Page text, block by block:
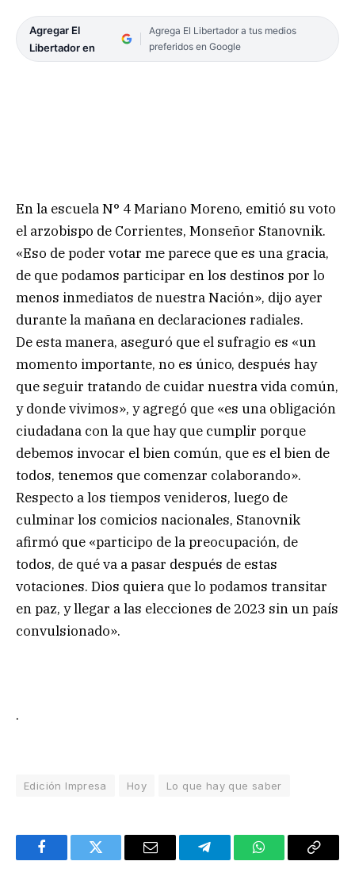
Agregar El
Libertador en
Agrega El Libertador a tus medios
preferidos en Google
En la escuela N° 4 Mariano Moreno, emitió su voto
el arzobispo de Corrientes, Monseñor Stanovnik.
«Eso de poder votar me parece que es una gracia,
de que podamos participar en los destinos por lo
menos inmediatos de nuestra Nación», dijo ayer
durante la mañana en declaraciones radiales.
De esta manera, aseguró que el sufragio es «un
momento importante, no es único, después hay
que seguir tratando de cuidar nuestra vida común,
y donde vivimos», y agregó que «es una obligación
ciudadana con la que hay que cumplir porque
debemos invocar el bien común, que es el bien de
todos, tenemos que comenzar colaborando».
Respecto a los tiempos venideros, luego de
culminar los comicios nacionales, Stanovnik
afirmó que «participo de la preocupación, de
todos, de qué va a pasar después de estas
votaciones. Dios quiera que lo podamos transitar
en paz, y llegar a las elecciones de 2023 sin un país
convulsionado».
.
Edición Impresa Hoy Lo que hay que saber
FacebookTwitter Email TelegramWhatsAppCopy